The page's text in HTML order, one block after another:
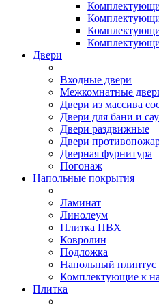
Двери
Входные двери
Межкомнатные
Двери из массива
Двери для бани и
Двери раздвижные
Двери
Дверная фурнитура
Погонаж
Напольные покрытия
Ламинат
Линолеум
Плитка ПВХ
Ковролин
Подложка
Напольный плинтус
Комплектующие к
Плитка